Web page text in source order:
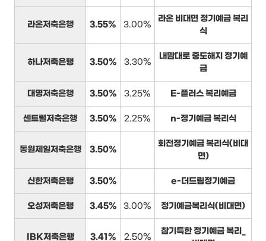
라온저축은행 3.55% 3.00%
라온 비대면 정기예금 복리
식
하나저축은행 3.50% 3.30%
내맘대로 중도해지 정기예
금
대명저축은행 3.50% 3.25% E-플러스 복리예금
센트럴저축은행 3.50% 2.25% n-정기예금 복리식
동원제일저축은행 3.50%
회전정기예금 복리식(비대
면)
신한저축은행 3.50% e-더드림정기예금
오성저축은행 3.45% 3.00% 정기예금복리식(비대면)
IBK저축은행 3.41% 2.50%
참기특한 정기예금 복리_